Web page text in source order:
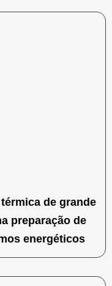
de grande
preparação de
energéticos